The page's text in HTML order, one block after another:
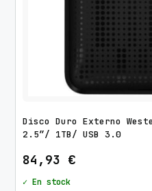
Disco Duro Externo
2.5″/ 1TB/ USB 3.0
84,93 €
✓ En stock